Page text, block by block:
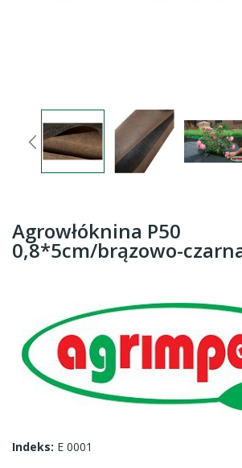
Agrowłóknina P50
0,8*5cm/brązowo-
Indeks: E 0001